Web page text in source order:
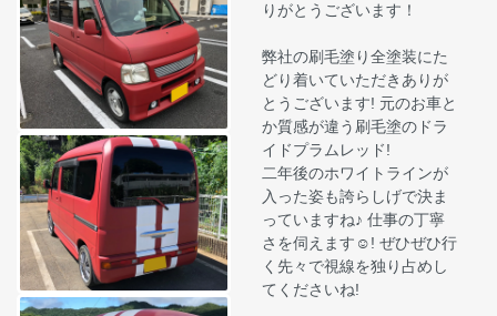
りがとうございます！
弊社の刷毛塗り全塗装にた
どり着いていただきありが
とうございます! 元のお車と
か質感が違う刷毛塗のドラ
イドプラムレッド!
二年後のホワイトラインが
入った姿も誇らしげで決ま
っていますね♪ 仕事の丁寧
さを伺えます☺! ぜひぜひ行
く先々で視線を独り占めし
てくださいね!